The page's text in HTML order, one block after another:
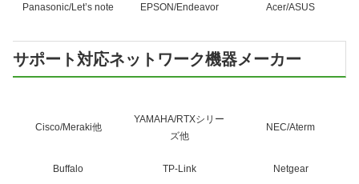
Panasonic/Let’s note EPSON/Endeavor Acer/ASUS
サポート対応ネットワーク機器メーカー
Cisco/Meraki他
YAMAHA/RTXシリー
ズ他
NEC/Aterm
Buffalo TP-Link Netgear